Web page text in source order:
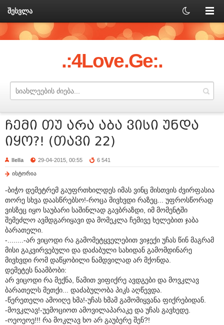
შესვლა
.:4Love.Ge:.
ჩემი თუ არა აბა ვისი უნდა
იყო?! (თავი 22)
llella 29-04-2015, 00:55 6 541
ისტორია
-ბიჭო დემეტრემ გაუფრთხილდეს იმას ვინც მისთვის ძვირფასია
თორე სხვა დაასწრებსო!-როცა მივხვდი რაზეც... უფროსწორად
ვისზეც იყო საუბარი საშინლად გავბრაზდი, იმ მომენტში
შემეძლო ავმდგარიყავი და მომეკლა ჩემივე ხელებით ჯაბა
ბარათელი.
-........-არ ვიცოდი რა გამომეტყველებით ვიჯექი უჩას წინ მაგრამ
მისი გაკვირვებული და დაძაბული სახიდან გამომდინარე
მივხვდი რომ დაწყობილი ნამდვილად არ მქონდა.
დემეტეს ნაამბობი:
არ ვიცოდი რა მექნა, წამით ვიფიქრე ავდგები და მოვკლავ
ბარათელს მეთქი... დაძაბულობა პიკს აღწევდა.
-წერეთელი ამოიღე ხმა!-უჩას ხმამ გამომიყვანა ფიქრებიდან.
-მოვკლავ!-უემოციოთ ამოვილაპარაკე და უჩას გავხედე.
-ოეოეოე!!! რა მოკლავ ხო არ გაუბერე შენ?!